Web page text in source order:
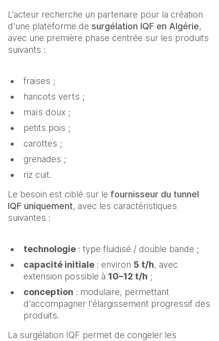
L'acteur recherche un partenaire pour la création
d'une plateforme de surgélation IQF en Algérie,
avec une première phase centrée sur les produits
suivants :
fraises ;
haricots verts ;
maïs doux ;
petits pois ;
carottes ;
grenades ;
riz cuit.
Le besoin est ciblé sur le fournisseur du tunnel
IQF uniquement, avec les caractéristiques
suivantes :
technologie : type fluidisé / double bande ;
capacité initiale : environ 5 t/h, avec
extension possible à 10–12 t/h ;
conception : modulaire, permettant
d'accompagner l'élargissement progressif des
produits.
La surgélation IQF permet de congeler les